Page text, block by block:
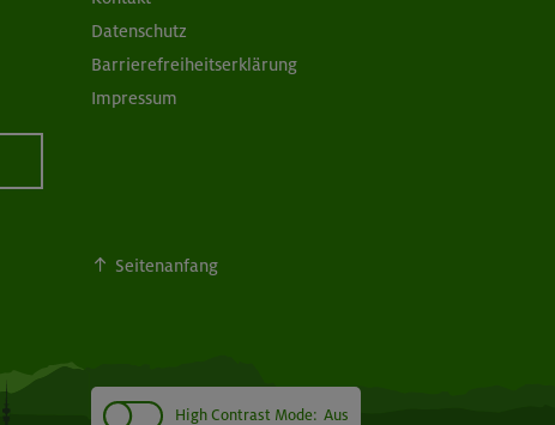
Datenschutz
Barrierefreiheitserklärung
Impressum
Seitenanfang
High Contrast Mode: Aus